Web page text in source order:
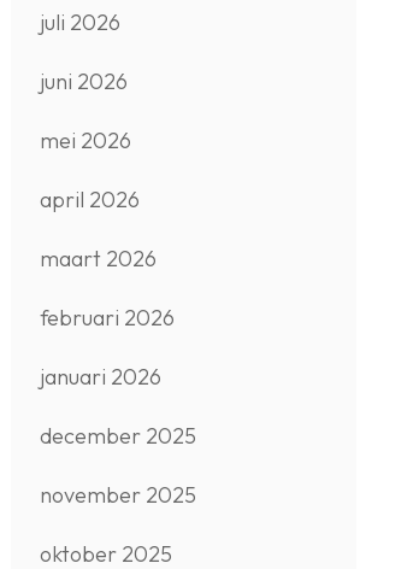
juli 2026
juni 2026
mei 2026
april 2026
maart 2026
februari 2026
januari 2026
december 2025
november 2025
oktober 2025